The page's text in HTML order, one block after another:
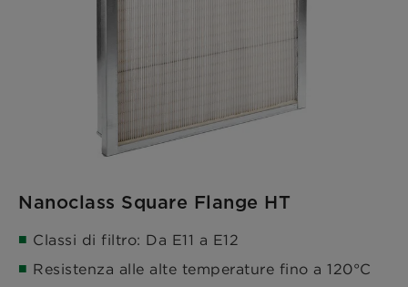
Nanoclass Square Flange HT
Classi di filtro: Da E11 a E12
Resistenza alle alte temperature fino a 120°C